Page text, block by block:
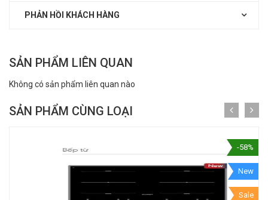
PHẢN HỒI KHÁCH HÀNG
SẢN PHẨM LIÊN QUAN
Không có sản phẩm liên quan nào
SẢN PHẨM CÙNG LOẠI
-58%
New
Sale